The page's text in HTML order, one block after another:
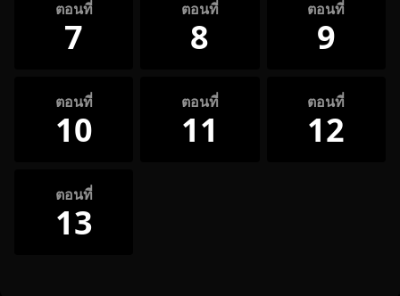
ตอนที่
7
ตอนที่
8
ตอนที่
9
ตอนที่
10
ตอนที่
11
ตอนที่
12
ตอนที่
13